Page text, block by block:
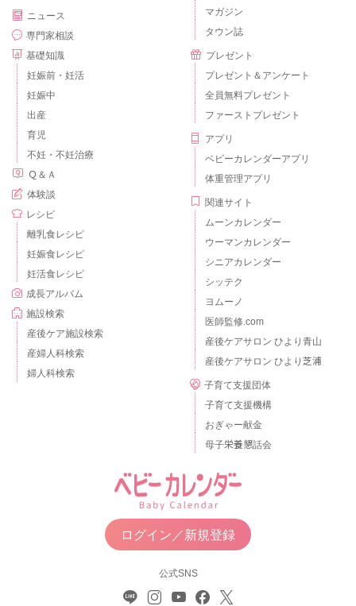
ニュース
専門家相談
基礎知識
妊娠前・妊活
妊娠中
出産
育児
不妊・不妊治療
Ｑ＆Ａ
体験談
レシピ
離乳食レシピ
妊娠食レシピ
妊活食レシピ
成長アルバム
施設検索
産後ケア施設検索
産婦人科検索
婦人科検索
マガジン
タウン誌
プレゼント
プレゼント＆アンケート
全員無料プレゼント
ファーストプレゼント
アプリ
ベビーカレンダーアプリ
体重管理アプリ
関連サイト
ムーンカレンダー
ウーマンカレンダー
シニアカレンダー
シッテク
ヨムーノ
医師監修.com
産後ケアサロン ひより青山
産後ケアサロン ひより芝浦
子育て支援団体
子育て支援機構
おぎゃー献金
母子栄養懇話会
ログイン／新規登録
公式SNS